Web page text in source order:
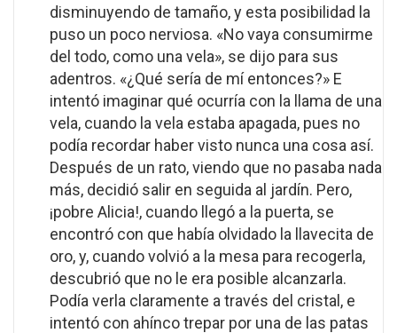
disminuyendo de tamaño, y esta posibilidad la
puso un poco nerviosa. «No vaya consumirme
del todo, como una vela», se dijo para sus
adentros. «¿Qué sería de mí entonces?» E
intentó imaginar qué ocurría con la llama de una
vela, cuando la vela estaba apagada, pues no
podía recordar haber visto nunca una cosa así.
Después de un rato, viendo que no pasaba nada
más, decidió salir en seguida al jardín. Pero,
¡pobre Alicia!, cuando llegó a la puerta, se
encontró con que había olvidado la llavecita de
oro, y, cuando volvió a la mesa para recogerla,
descubrió que no le era posible alcanzarla.
Podía verla claramente a través del cristal, e
intentó con ahínco trepar por una de las patas